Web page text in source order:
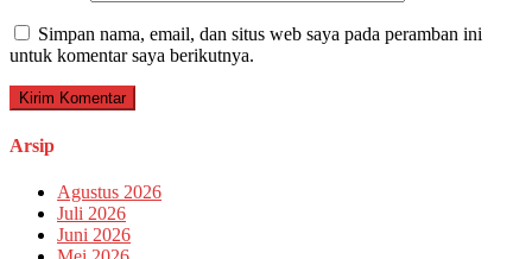
Simpan nama, email, dan situs web saya pada peramban ini
untuk komentar saya berikutnya.
Arsip
Agustus 2026
Juli 2026
Juni 2026